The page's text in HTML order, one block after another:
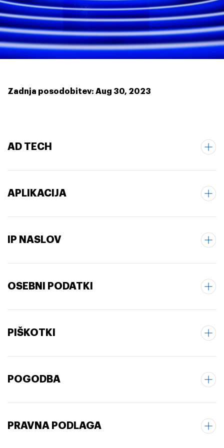
Zadnja posodobitev: Aug 30, 2023
AD TECH
APLIKACIJA
IP NASLOV
OSEBNI PODATKI
PIŠKOTKI
POGODBA
PRAVNA PODLAGA